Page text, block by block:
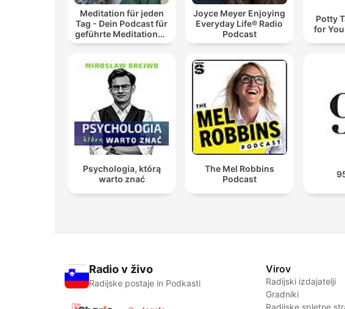
Meditation für jeden
Tag - Dein Podcast für
geführte Meditationen
und Entspannung
Joyce Meyer Enjoying
Everyday Life® Radio
Podcast
Potty
for
Psychologia, którą
warto znać
The Mel Robbins
Podcast
Radio v živo
Radijske postaje in Podkasti
Virov
Radijski izdajatelji
Gradniki
Radijske spletne